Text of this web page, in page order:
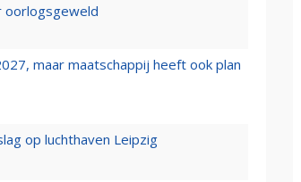
oorlogsgeweld
maar maatschappij heeft ook plan
op luchthaven Leipzig